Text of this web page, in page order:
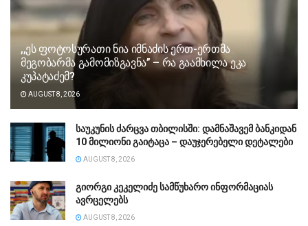
,,ეს ფოტოსურათი ნია იმნაძის ერთ-ერთმა
მეგობარმა გამომიზგავნა” – რა გაამხილა ეკა
კუპატაძემ?
AUGUST 8, 2026
საუკუნის ძარცვა თბილისში: დამნაშავემ ბანკიდან
10 მილიონი გაიტაცა – დაუჯერებელი დეტალები
AUGUST 8, 2026
გიორგი კეკელიძე სამწუხარო ინფორმაციას
ავრცელებს
AUGUST 8, 2026